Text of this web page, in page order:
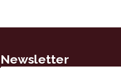
Newsletter